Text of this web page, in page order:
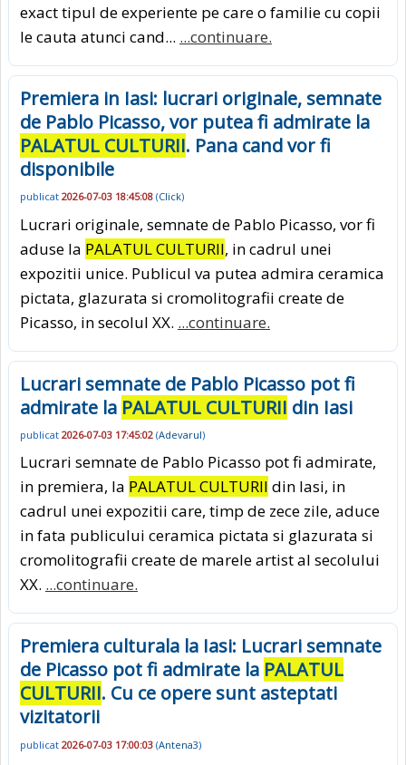
exact tipul de experiente pe care o familie cu copii
le cauta atunci cand... ...continuare.
Premiera in Iasi: lucrari originale, semnate
de Pablo Picasso, vor putea fi admirate la
PALATUL CULTURII. Pana cand vor fi
disponibile
publicat 2026-07-03 18:45:08 (Click)
Lucrari originale, semnate de Pablo Picasso, vor fi
aduse la PALATUL CULTURII, in cadrul unei
expozitii unice. Publicul va putea admira ceramica
pictata, glazurata si cromolitografii create de
Picasso, in secolul XX. ...continuare.
Lucrari semnate de Pablo Picasso pot fi
admirate la PALATUL CULTURII din Iasi
publicat 2026-07-03 17:45:02 (Adevarul)
Lucrari semnate de Pablo Picasso pot fi admirate,
in premiera, la PALATUL CULTURII din Iasi, in
cadrul unei expozitii care, timp de zece zile, aduce
in fata publicului ceramica pictata si glazurata si
cromolitografii create de marele artist al secolului
XX. ...continuare.
Premiera culturala la Iasi: Lucrari semnate
de Picasso pot fi admirate la PALATUL
CULTURII. Cu ce opere sunt asteptati
vizitatorii
publicat 2026-07-03 17:00:03 (Antena3)